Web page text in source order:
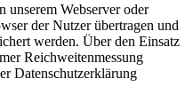
unserem Webserver oder
der Nutzer übertragen und
werden. Über den Einsatz
Reichweitenmessung
Datenschutzerklärung